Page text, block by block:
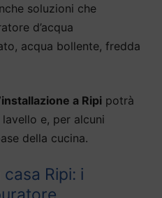
soluzioni che
d’acqua
acqua bollente, fredda
a Ripi potrà
e, per alcuni
della cucina.
Ripi: i